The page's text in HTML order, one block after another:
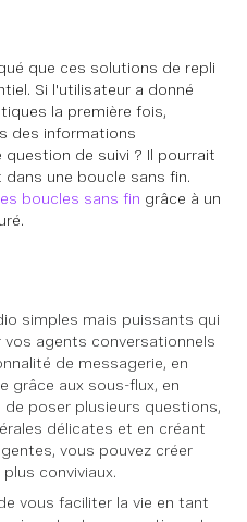
que ces solutions de repli
Si l'utilisateur a donné
la première fois,
des informations
de suivi ? Il pourrait
une boucle sans fin.
boucles sans fin grâce à un
simples mais puissants qui
agents conversationnels
de messagerie, en
grâce aux sous-flux, en
poser plusieurs questions,
délicates et en créant
vous pouvez créer
conviviaux.
vous faciliter la vie en tant